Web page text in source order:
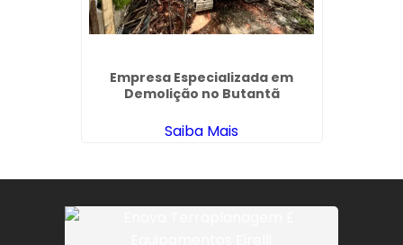
Empresa Especializada em
Demolição no Butantã
Saiba Mais